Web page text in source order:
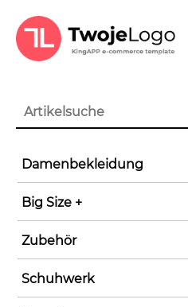
Damenbekleidung
Big Size +
Zubehör
Schuhwerk